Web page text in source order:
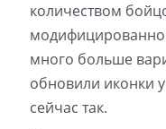
количеством
много больше
обновили иконки
сейчас так.